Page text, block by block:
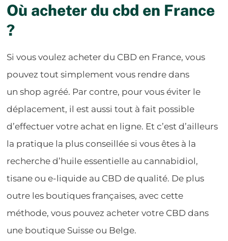
Où acheter du cbd en France
?
Si vous voulez acheter du CBD en France, vous
pouvez tout simplement vous rendre dans
un shop agréé. Par contre, pour vous éviter le
déplacement, il est aussi tout à fait possible
d’effectuer votre achat en ligne. Et c’est d’ailleurs
la pratique la plus conseillée si vous êtes à la
recherche d’huile essentielle au cannabidiol,
tisane ou e-liquide au CBD de qualité. De plus
outre les boutiques françaises, avec cette
méthode, vous pouvez acheter votre CBD dans
une boutique Suisse ou Belge.